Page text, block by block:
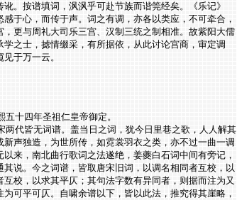
。按谱填词，沨沨乎可赴节族而谐筦经矣。《乐记》
于心，而传于声。词之有调，亦各以类应，不可牵合，
更与周礼大司乐三宫、汉制三统之制相准。故紫阳大儒
之士，摅情缀采，有所据依，从此讨论宫商，审定调
于万一云。
十四年圣祖仁皇帝御定。
两代皆无词谱。盖当日之词，犹今日里巷之歌，人人解其
声独造，为世所传，如霓裳羽衣之类，亦不过一曲一调
来，南北曲行歌词之法遂绝，姜夔白石词中间有旁记，
说。今之词谱，皆取唐宋旧词，以调名相同者互校，以
校，以求其平仄；其句法字数有异同者，则据而注为又
可平可仄。自啸余谱以下，皆以此法，推究得其崖略，